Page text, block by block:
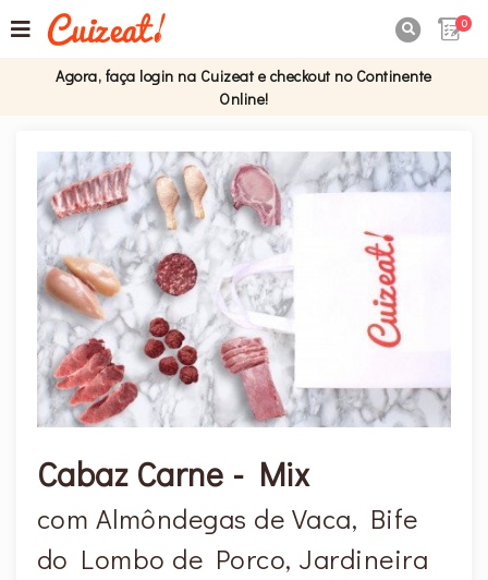
0
Agora, faça login na Cuizeat e checkout no Continente
Online!
Cabaz Carne - Mix
com Almôndegas de Vaca, Bife
do Lombo de Porco, Jardineira